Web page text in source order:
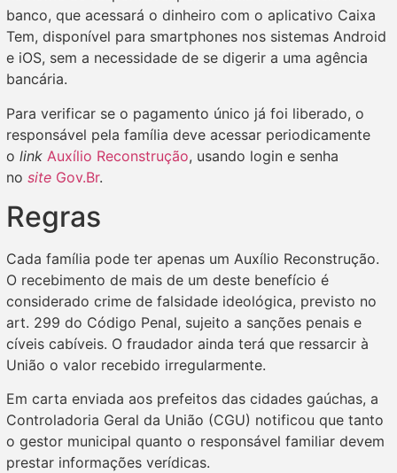
banco, que acessará o dinheiro com o aplicativo Caixa
Tem, disponível para smartphones nos sistemas Android
e iOS, sem a necessidade de se digerir a uma agência
bancária.
Para verificar se o pagamento único já foi liberado, o
responsável pela família deve acessar periodicamente
o link Auxílio Reconstrução, usando login e senha
no site Gov.Br.
Regras
Cada família pode ter apenas um Auxílio Reconstrução.
O recebimento de mais de um deste benefício é
considerado crime de falsidade ideológica, previsto no
art. 299 do Código Penal, sujeito a sanções penais e
cíveis cabíveis. O fraudador ainda terá que ressarcir à
União o valor recebido irregularmente.
Em carta enviada aos prefeitos das cidades gaúchas, a
Controladoria Geral da União (CGU) notificou que tanto
o gestor municipal quanto o responsável familiar devem
prestar informações verídicas.